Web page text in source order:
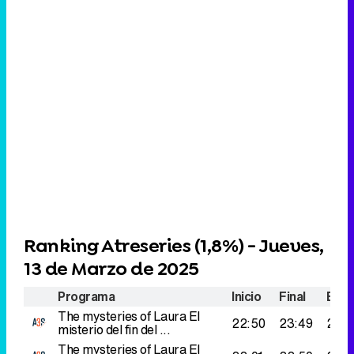
Ranking Atreseries (1,8%) - Jueves,
13 de Marzo de 2025
Programa Inicio Final
The mysteries of LauraEl
misterio del fin del ... 22:50 23:49
The mysteries of LauraEl